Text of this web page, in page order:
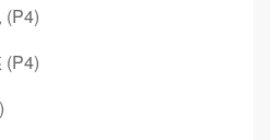
(P4)
(P4)